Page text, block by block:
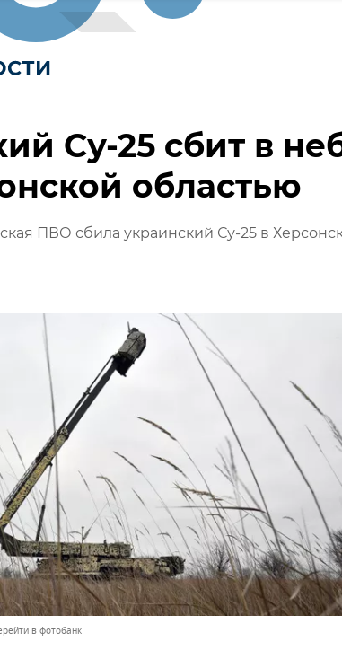
Су-25 сбит в
областью
ПВО сбила украинский Су-25 в
в фотобанк